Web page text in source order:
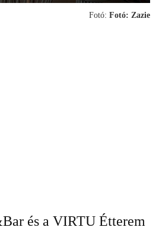
Fotó: Fotó: Zazie
és a VIRTU Étterem